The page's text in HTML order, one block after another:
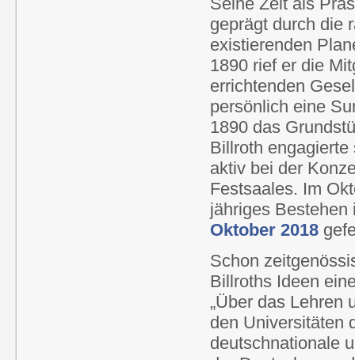
geprägt durch die
existierenden
1890 rief er die
errichtenden
persönlich eine
1890 das
Billroth
aktiv bei der
Festsaales. Im
jähriges
Oktober 2018
Schon
Billroths Ideen
„Über das Lehren
den Universitäten
deutschnationale